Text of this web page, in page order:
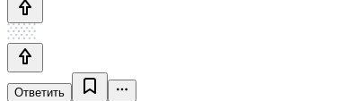
Ответить